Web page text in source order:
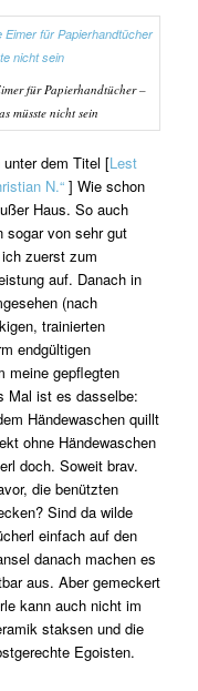
für Papierhandtücher –
müsste nicht sein
dem Titel [Lest
N.“] Wie schon
Haus. So auch
sogar von sehr gut
zuerst zum
auf. Danach in
(nach
trainierten
endgültigen
meine gepflegten
Mal ist es dasselbe:
Händewaschen quillt
ohne Händewaschen
doch. Soweit brav.
die benützten
Sind da wilde
einfach auf den
danach machen es
aus. Aber gemeckert
kann auch nicht im
staksen und die
Egoisten.